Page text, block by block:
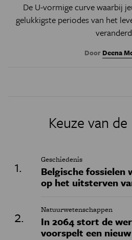
De U-vormige curve waarbij
gelukkigste periodes van het
Door Deena
Keuze van
Geschiedenis
Belgische fossielen
op het uitsterven
Natuurwetenschappen
In 2064 stort de
voorspelt een